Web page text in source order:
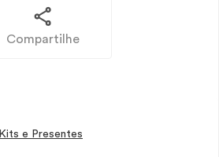
Compartilhe
Kits e Presentes